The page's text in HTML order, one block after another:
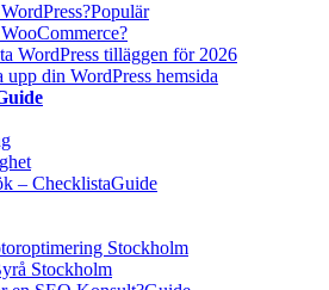
Populär
WordPress tilläggen för 2026
upp din WordPress hemsida
– ChecklistaGuide
Stockholm
Stockholm